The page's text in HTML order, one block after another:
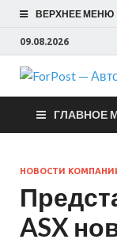
ВЕРХНЕЕ МЕНЮ
09.08.2026
ГЛАВНОЕ
НОВОСТИ
ASX